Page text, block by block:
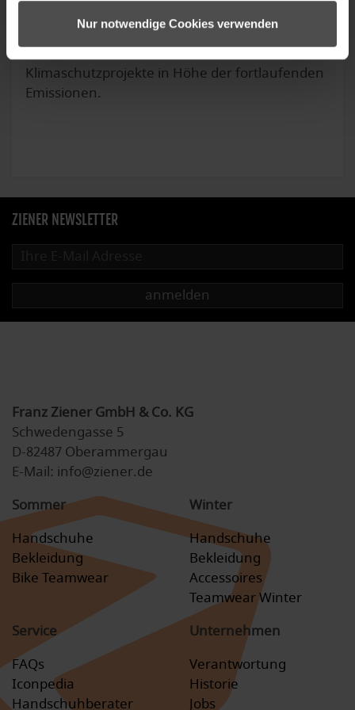
Nur notwendige Cookies verwenden
Standorts Oberammergau, reduzieren ihn
kontinuierlich und unterstützen
Klimaschutzprojekte in Höhe der fortlaufenden
Emissionen.
ZIENER NEWSLETTER
anmelden
Franz Ziener GmbH & Co. KG
Schwedengasse 5
D-82487 Oberammergau
E-Mail: info@ziener.de
Sommer
Handschuhe
Bekleidung
Bike Teamwear
Winter
Handschuhe
Bekleidung
Accessoires
Teamwear Winter
Service
FAQs
Iconpedia
Handschuhberater
Unternehmen
Verantwortung
Historie
Jobs